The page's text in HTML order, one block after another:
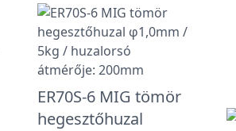
ER70S-6 MIG tömör
hegesztőhuzal